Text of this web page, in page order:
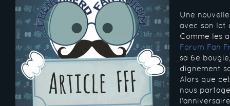
Une
avec son lot
Comme les
Forum Fan
sa 6e
dignement
Alors que
nous